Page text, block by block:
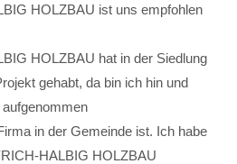
HOLZBAU ist uns empfohlen
HOLZBAU hat in der Siedlung
gehabt, da bin ich hin und
in der Gemeinde ist. Ich habe
HALBIG HOLZBAU